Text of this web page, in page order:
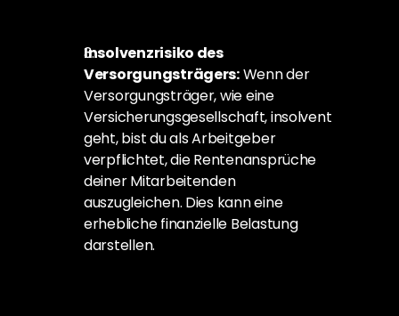
Insolvenzrisiko des
Versorgungsträgers: Wenn der
Versorgungsträger, wie eine
Versicherungsgesellschaft, insolvent
geht, bist du als Arbeitgeber
verpflichtet, die Rentenansprüche
deiner Mitarbeitenden
auszugleichen. Dies kann eine
erhebliche finanzielle Belastung
darstellen.